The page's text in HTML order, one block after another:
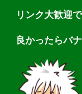
リンク大歓迎で
良かったらバ